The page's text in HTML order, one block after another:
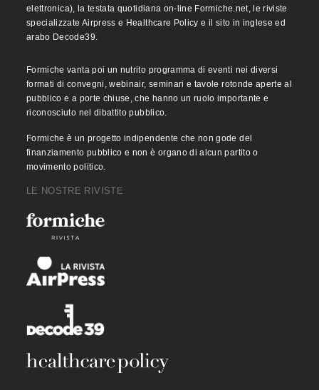
elettronica), la testata quotidiana on-line Formiche.net, le riviste
specializzate Airpress e Healthcare Policy e il sito in inglese ed
arabo Decode39.
Formiche vanta poi un nutrito programma di eventi nei diversi
formati di convegni, webinair, seminari e tavole rotonde aperte al
pubblico e a porte chiuse, che hanno un ruolo importante e
riconosciuto nel dibattito pubblico.
Formiche è un progetto indipendente che non gode del
finanziamento pubblico e non è organo di alcun partito o
movimento politico.
LE NOSTRE RIVISTE